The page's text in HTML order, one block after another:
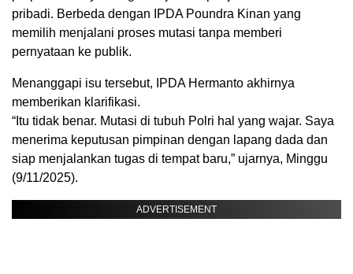
pribadi. Berbeda dengan IPDA Poundra Kinan yang
memilih menjalani proses mutasi tanpa memberi
pernyataan ke publik.
Menanggapi isu tersebut, IPDA Hermanto akhirnya
memberikan klarifikasi.
“Itu tidak benar. Mutasi di tubuh Polri hal yang wajar. Saya
menerima keputusan pimpinan dengan lapang dada dan
siap menjalankan tugas di tempat baru,” ujarnya, Minggu
(9/11/2025).
ADVERTISEMENT